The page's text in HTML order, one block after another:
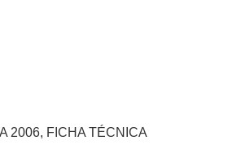
2006, FICHA TÉCNICA